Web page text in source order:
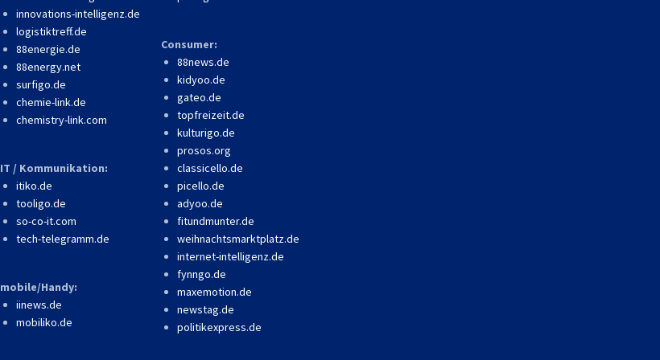
innovations-intelligenz.de
logistiktreff.de
88energie.de
88energy.net
surfigo.de
chemie-link.de
chemistry-link.com
IT / Kommunikation:
itiko.de
tooligo.de
so-co-it.com
tech-telegramm.de
mobile/Handy:
iinews.de
mobiliko.de
Consumer:
88news.de
kidyoo.de
gateo.de
topfreizeit.de
kulturigo.de
prosos.org
classicello.de
picello.de
adyoo.de
fitundmunter.de
weihnachtsmarktplatz.de
internet-intelligenz.de
fynngo.de
maxemotion.de
newstag.de
politikexpress.de